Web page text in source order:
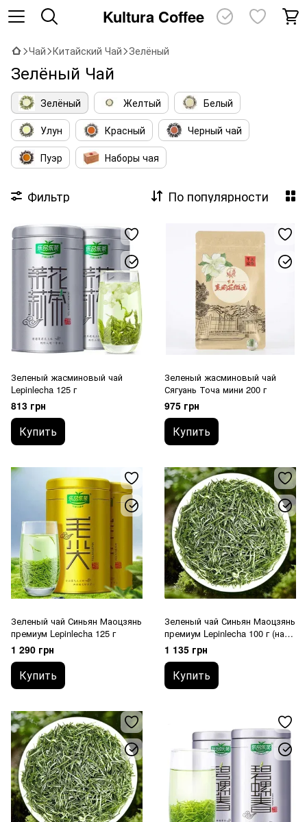
Kultura Coffee
Чай Китайский Чай Зелёный
Зелёный Чай
Зелёный Желтый
Белый
Улун
Красный
Черный чай
Пуэр
Наборы чая
Фильтр По популярности
Зеленый жасминовый чай
Lepinlecha 125 г
813 грн
Купить
Зеленый жасминовый чай
Сягуань Точа мини 200 г
975 грн
Купить
Зеленый чай Синьян Маоцзянь
премиум Lepinlecha 125 г
1 290 грн
Купить
Зеленый чай Синьян Маоцзянь
премиум Lepinlecha 100 г (на
вес)
1 135 грн
Купить